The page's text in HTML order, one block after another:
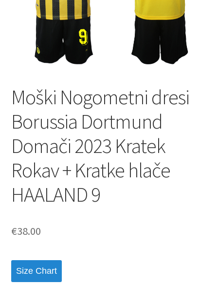
Moški Nogometni dresi
Borussia Dortmund
Domači 2023 Kratek
Rokav + Kratke hlače
HAALAND 9
€38.00
Size Chart